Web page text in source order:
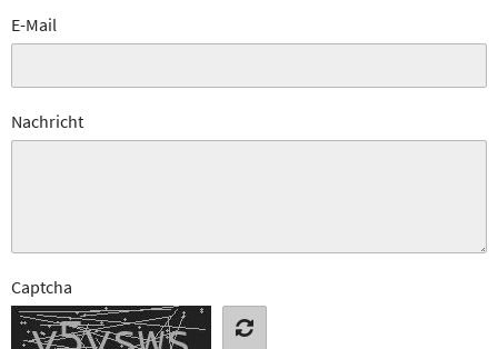
E-Mail
Nachricht
Captcha